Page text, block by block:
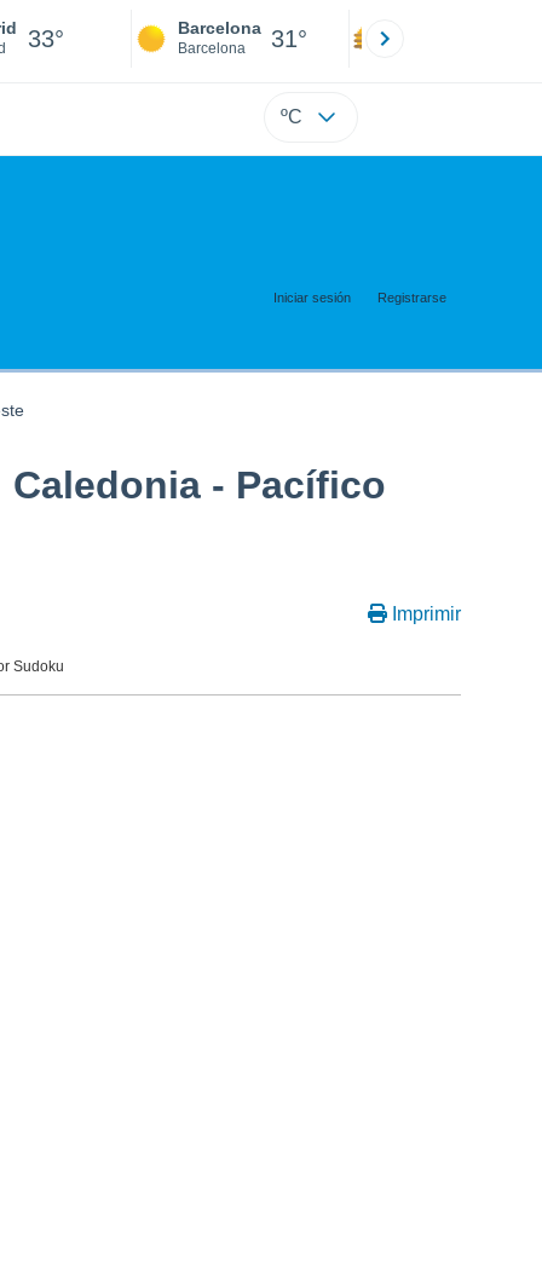
33° Barcelona
Barcelona 31°
ºC
Iniciar sesión Registrarse
Caledonia - Pacífico
Imprimir
Sudoku